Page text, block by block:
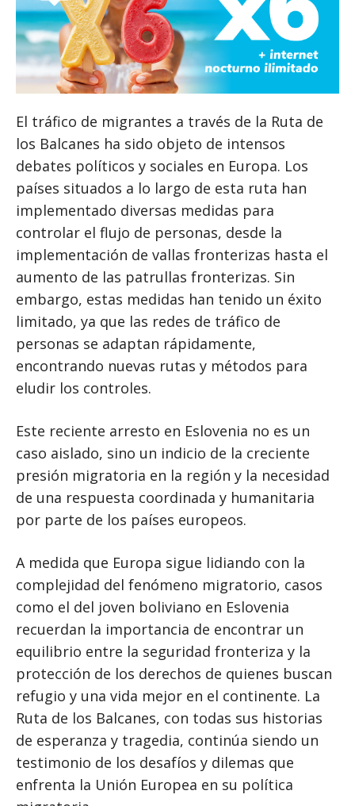
El tráfico de migrantes a través de la Ruta de
los Balcanes ha sido objeto de intensos
debates políticos y sociales en Europa. Los
países situados a lo largo de esta ruta han
implementado diversas medidas para
controlar el flujo de personas, desde la
implementación de vallas fronterizas hasta el
aumento de las patrullas fronterizas. Sin
embargo, estas medidas han tenido un éxito
limitado, ya que las redes de tráfico de
personas se adaptan rápidamente,
encontrando nuevas rutas y métodos para
eludir los controles.
Este reciente arresto en Eslovenia no es un
caso aislado, sino un indicio de la creciente
presión migratoria en la región y la necesidad
de una respuesta coordinada y humanitaria
por parte de los países europeos.
A medida que Europa sigue lidiando con la
complejidad del fenómeno migratorio, casos
como el del joven boliviano en Eslovenia
recuerdan la importancia de encontrar un
equilibrio entre la seguridad fronteriza y la
protección de los derechos de quienes buscan
refugio y una vida mejor en el continente. La
Ruta de los Balcanes, con todas sus historias
de esperanza y tragedia, continúa siendo un
testimonio de los desafíos y dilemas que
enfrenta la Unión Europea en su política